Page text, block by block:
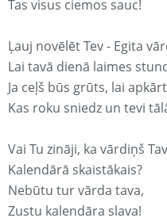
Tas visus ciemos sauc!
Ļauj novēlēt Tev - Egita
Lai tavā dienā laimes
Ja ceļš būs grūts, lai
Kas roku sniedz un tevi
Vai Tu zināji, ka vārdiņš
Kalendārā skaistākais?
Nebūtu tur vārda tava,
Zustu kalendāra slava!